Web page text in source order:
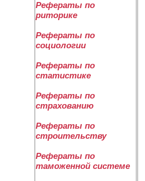
Рефераты по
риторике
Рефераты по
социологии
Рефераты по
статистике
Рефераты по
страхованию
Рефераты по
строительству
Рефераты по
таможенной системе